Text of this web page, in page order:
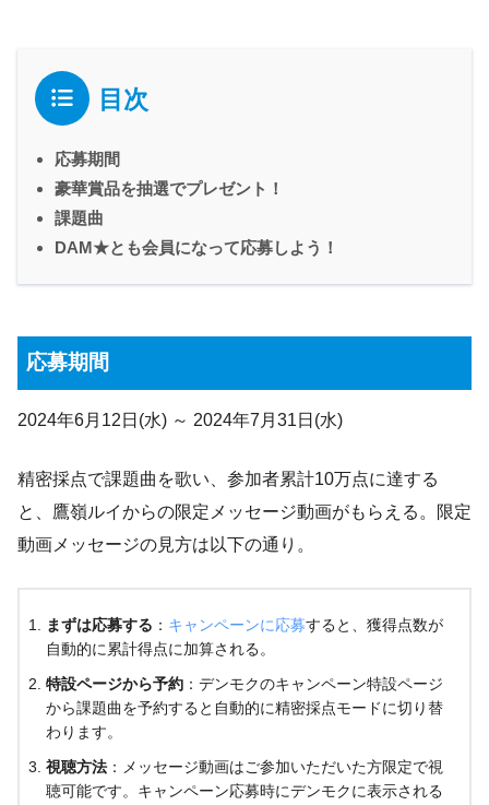
目次
応募期間
豪華賞品を抽選でプレゼント！
課題曲
DAM★とも会員になって応募しよう！
応募期間
2024年6月12日(水) ～ 2024年7月31日(水)
精密採点で課題曲を歌い、参加者累計10万点に達する
と、鷹嶺ルイからの限定メッセージ動画がもらえる。限定
動画メッセージの見方は以下の通り。
まずは応募する ： キャンペーンに応募すると、獲得点数が
自動的に累計得点に加算される。
特設ページから予約 ：デンモクのキャンペーン特設ページ
から課題曲を予約すると自動的に精密採点モードに切り替
わります。
視聴方法：メッセージ動画はご参加いただいた方限定で視
聴可能です。キャンペーン応募時にデンモクに表示される